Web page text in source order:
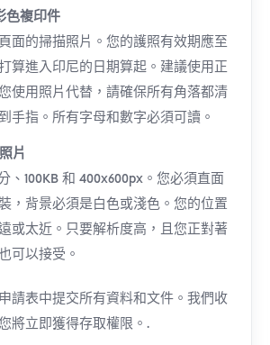
色複印件
面的掃描照片。您的護照有效期應至
算進入印尼的日期算起。建議使用正
使用照片代替，請確保所有角落都清
手指。所有字母和數字必須可讀。
片
、100KB 和 400x600px。您必須直面
，背景必須是白色或淺色。您的位置
或太近。只要解析度高，且您正對著
可以接受。
請表中提交所有資料和文件。我們收
將立即獲得存取權限。.